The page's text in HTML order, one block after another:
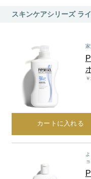
BIVABOO（ビバブ
CNP Laboratory（
PLACENTIST
Suhadabi
CLÉSCIENCE
PURE’D 100
スキンケアシリーズ ラ
カートに入れる